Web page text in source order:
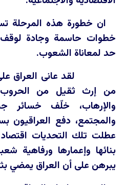
ان خطورة هذه المرحلة
خطوات حاسمة وجادة
حد لمعاناة الشعوب.
لقد عانى العراق على
من إرث ثقيل من الحروب
والإرهاب، خلّف خسائر
والمجتمع، دفع العراقيون
عطلت تلك التحديات اقتصاد
بنائها وإعمارها ورفاهية
يبرهن على أن العراق يمضي